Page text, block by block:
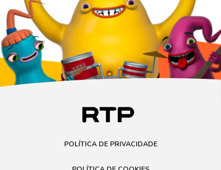
POLÍTICA DE PRIVACIDADE